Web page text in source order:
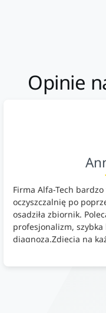
Opinie
Firma Alfa-Tech
oczyszczalnię po
osadziła zbiornik.
profesjonalizm,
diagnoza.Zdjęcia na
doradztwo.Dobrze
Podsumowując ekipa